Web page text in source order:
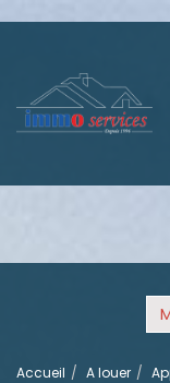
Accueil A louer